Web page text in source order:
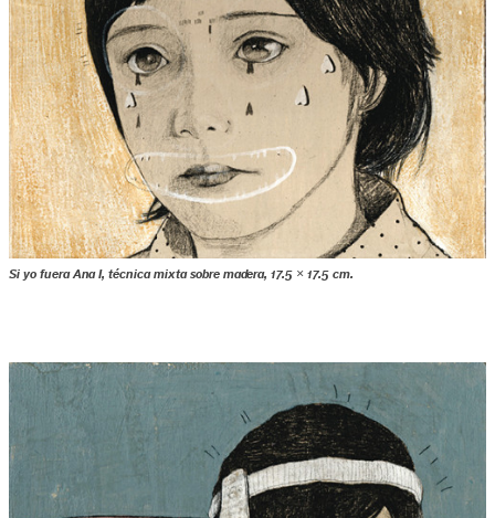
Si yo fuera Ana I, técnica mixta sobre madera, 17.5 × 17.5 cm.